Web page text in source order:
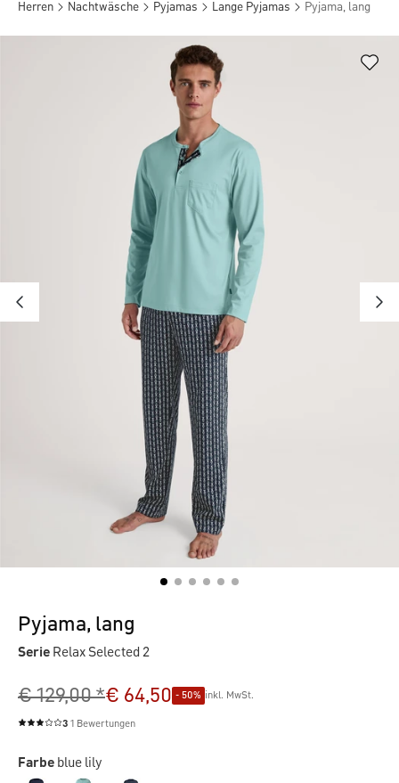
Herren Nachtwäsche Pyjamas Lange Pyjamas Pyjama, lang
Pyjama, lang
Serie Relax Selected 2
€ 129,00 *€ 64,50 - 50% inkl. MwSt.
Durchschnittliche Bewertung von 3 von 5 Sternen
3 1 Bewertungen
Farbe blue lily